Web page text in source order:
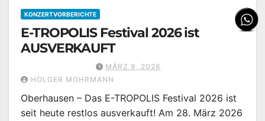
KONZERTVORBERICHTE
E-TROPOLIS Festival 2026 ist
AUSVERKAUFT
MÄRZ 9, 2026
HOLGER MOHRMANN
Oberhausen – Das E-TROPOLIS Festival 2026 ist
seit heute restlos ausverkauft! Am 28. März 2026